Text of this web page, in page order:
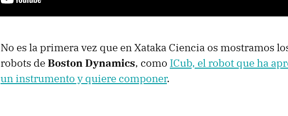
No es la primera vez que en Xataka Ciencia os mostramos
robots deBoston Dynamics, como ICub, el robot que ha
un instrumento y quiere componer.